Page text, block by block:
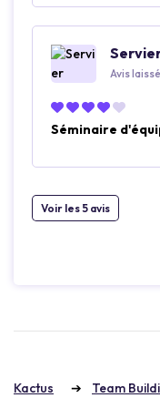
Avis
Séminaire
Voir les 5 avis
Kactus Team